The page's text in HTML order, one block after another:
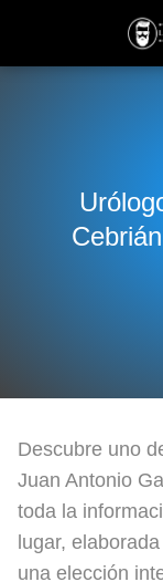
Descubre uno
Juan Antonio
toda la
lugar,
una elección